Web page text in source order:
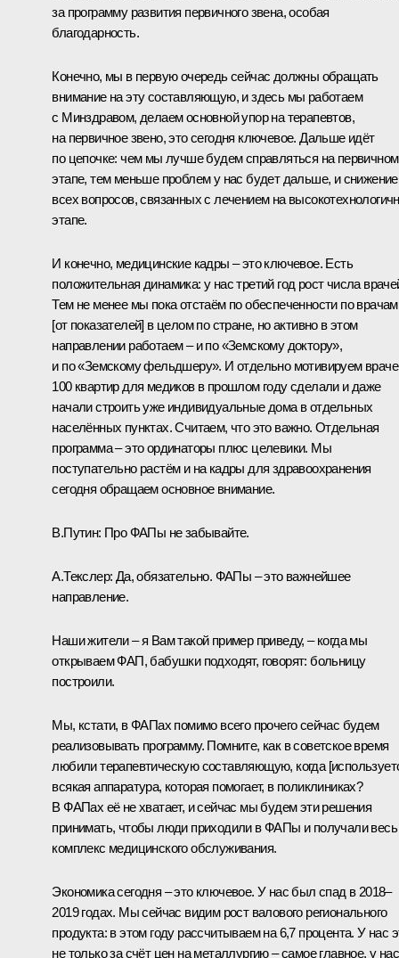
за программу развития первичного звена, особая
благодарность.
Конечно, мы в первую очередь сейчас должны обращать
внимание на эту составляющую, и здесь мы работаем
с Минздравом, делаем основной упор на терапевтов,
на первичное звено, это сегодня ключевое. Дальше идёт
по цепочке: чем мы лучше будем справляться на первичном
этапе, тем меньше проблем у нас будет дальше, и снижение
всех вопросов, связанных с лечением на
этапе.
И конечно, медицинские кадры – это ключевое. Есть
положительная динамика: у нас третий год рост числа
Тем не менее мы пока отстаём по обеспеченности по врачам
[от показателей] в целом по стране, но активно в этом
направлении работаем – и по «Земскому доктору»,
и по «Земскому фельдшеру». И отдельно мотивируем
100 квартир для медиков в прошлом году сделали и даже
начали строить уже индивидуальные дома в отдельных
населённых пунктах. Считаем, что это важно. Отдельная
программа – это ординаторы плюс целевики. Мы
поступательно растём и на кадры для здравоохранения
сегодня обращаем основное внимание.
В.Путин: Про ФАПы не забывайте.
А.Текслер: Да, обязательно. ФАПы – это важнейшее
направление.
Наши жители – я Вам такой пример приведу, – когда мы
открываем ФАП, бабушки подходят, говорят: больницу
построили.
Мы, кстати, в ФАПах помимо всего прочего сейчас будем
реализовывать программу. Помните, как в советское время
любили терапевтическую составляющую, когда
всякая аппаратура, которая помогает, в поликлиниках?
В ФАПах её не хватает, и сейчас мы будем эти решения
принимать, чтобы люди приходили в ФАПы и получали весь
комплекс медицинского обслуживания.
Экономика сегодня – это ключевое. У нас был спад в 2018–
2019 годах. Мы сейчас видим рост валового регионального
продукта: в этом году рассчитываем на 6,7 процента. У нас
не только за счёт цен на металлургию – самое главное, у нас